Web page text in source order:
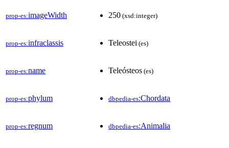
prop-es:imageWidth 250 (xsd:integer)
prop-es:infraclassis Teleostei (es)
prop-es:name Teleósteos (es)
prop-es:phylum dbpedia-es:Chordata
prop-es:regnum dbpedia-es:Animalia